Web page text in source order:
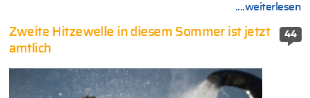
....weiterlesen
44
Zweite Hitzewelle in diesem Sommer ist jetzt
amtlich